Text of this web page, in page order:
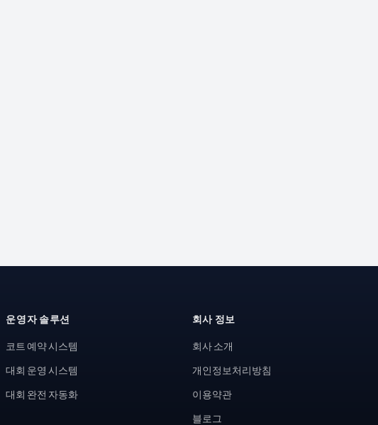
운영자 솔루션
코트 예약 시스템
대회 운영 시스템
대회 완전 자동화
회사 정보
회사 소개
개인정보처리방침
이용약관
블로그